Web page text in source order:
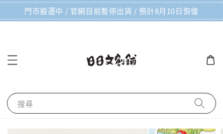
門市搬遷中 / 官網目前暫停出貨 / 預計8月10日恢復
搜尋